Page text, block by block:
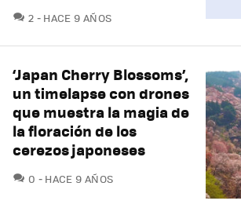
2 COMENTARIOS
HACE 9 AÑOS
‘Japan Cherry Blossoms’,
un timelapse con drones
que muestra la magia de
la floración de los
cerezos japoneses
0 COMENTARIOS
HACE 9 AÑOS